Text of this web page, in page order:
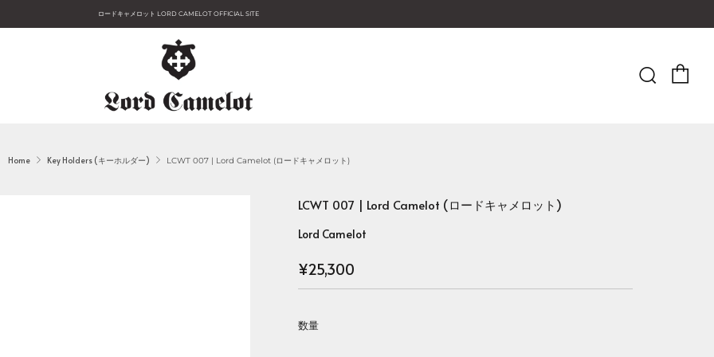
ロードキャメロット LORD CAMELOT OFFICIAL SITE
Search
Home Key Holders (キーホルダー) LCWT 007 | Lord Camelot (ロードキャメロット)
LCWT 007 | Lord Camelot (ロードキャメロット)
Lord Camelot
Regular
price
¥25,300
数量